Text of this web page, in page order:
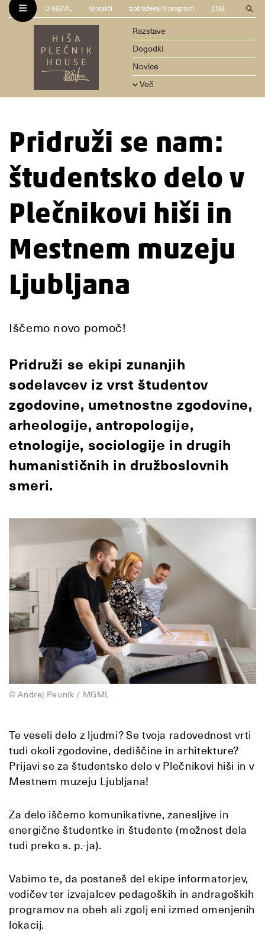
O MGML Kontakti Izobraževalni programi ENG
Razstave
Dogodki
Novice
Več
Pridruži se nam:
študentsko delo v
Plečnikovi hiši in
Mestnem muzeju
Ljubljana
Iščemo novo pomoč!
Pridruži se ekipi zunanjih
sodelavcev iz vrst študentov
zgodovine, umetnostne zgodovine,
arheologije, antropologije,
etnologije, sociologije in drugih
humanističnih in družboslovnih
smeri.
© Andrej Peunik / MGML
Te veseli delo z ljudmi? Se tvoja radovednost vrti
tudi okoli zgodovine, dediščine in arhitekture?
Prijavi se za študentsko delo v Plečnikovi hiši in v
Mestnem muzeju Ljubljana!
Za delo iščemo komunikativne, zanesljive in
energične študentke in študente (možnost dela
tudi preko s. p.-ja).
Vabimo te, da postaneš del ekipe informatorjev,
vodičev ter izvajalcev pedagoških in andragoških
programov na obeh ali zgolj eni izmed omenjenih
lokacij.